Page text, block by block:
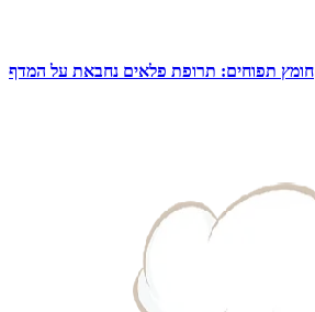
חומץ תפוחים: תרופת פלאים נחבאת על המדף